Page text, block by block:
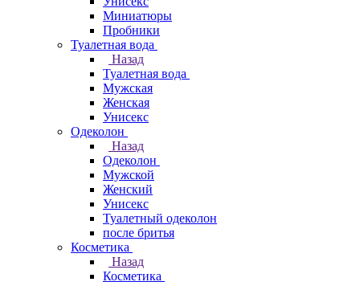
Миниатюры
Пробники
Туалетная вода
Назад
Туалетная вода
Мужская
Женская
Унисекс
Одеколон
Назад
Одеколон
Мужской
Женский
Унисекс
Туалетный одеколон
после бритья
Косметика
Назад
Косметика